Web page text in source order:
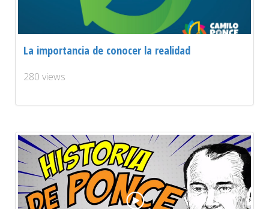
La importancia de conocer la realidad
280 views